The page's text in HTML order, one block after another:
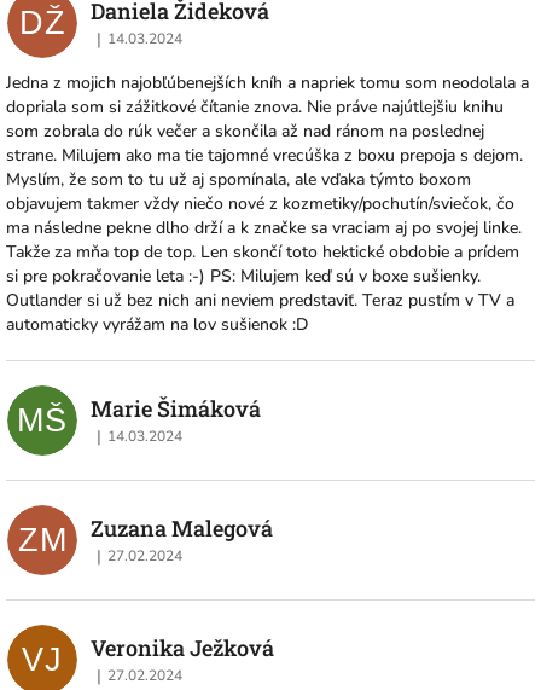
i
s
h
o
d
n
o
c
e
n
í
DŽ Daniela Žideková
Hodnocení obchodu je 5 z 5 hvězdiček.
| 14.03.2024
Jedna z mojich najobľúbenejších kníh a napriek tomu som neodolala a
dopriala som si zážitkové čítanie znova. Nie práve najútlejšiu knihu
som zobrala do rúk večer a skončila až nad ránom na poslednej
strane. Milujem ako ma tie tajomné vrecúška z boxu prepoja s dejom.
Myslím, že som to tu už aj spomínala, ale vďaka týmto boxom
objavujem takmer vždy niečo nové z kozmetiky/pochutín/sviečok, čo
ma následne pekne dlho drží a k značke sa vraciam aj po svojej linke.
Takže za mňa top de top. Len skončí toto hektické obdobie a prídem
si pre pokračovanie leta :-) PS: Milujem keď sú v boxe sušienky.
Outlander si už bez nich ani neviem predstaviť. Teraz pustím v TV a
automaticky vyrážam na lov sušienok :D
MŠ Marie Šimáková
Hodnocení obchodu je 5 z 5 hvězdiček.
| 14.03.2024
ZM Zuzana Malegová
Hodnocení obchodu je 5 z 5 hvězdiček.
| 27.02.2024
VJ Veronika Ježková
Hodnocení obchodu je 5 z 5 hvězdiček.
| 27.02.2024